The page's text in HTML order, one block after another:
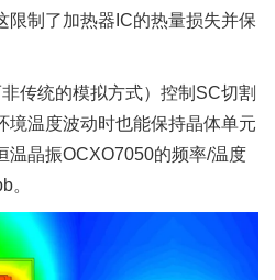
限制了加热器IC的热量损失并保
传统的模拟方式）控制SC切割
境温度波动时也能保持晶体单元
温晶振OCXO7050的频率/温度
。